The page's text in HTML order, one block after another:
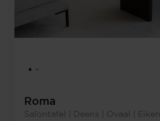
Roma
Salontafel | Deens | Ovaal | Eiken